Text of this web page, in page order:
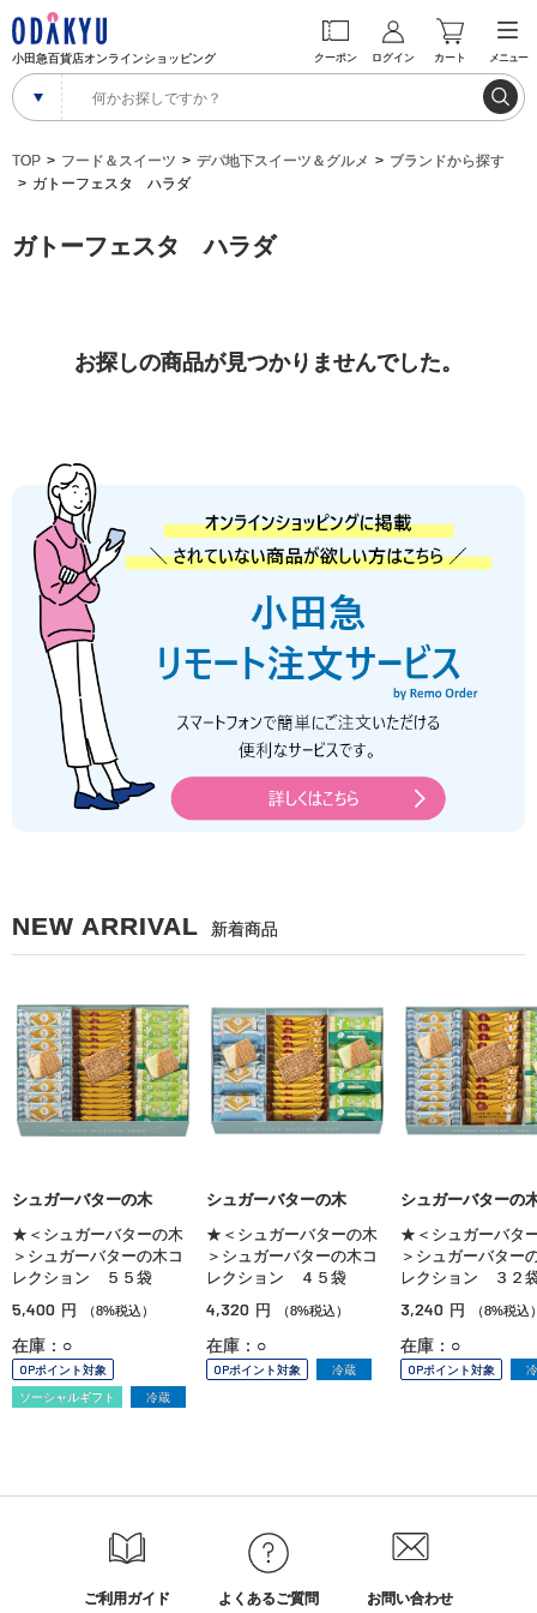
小田急百貨店オンラインショッピング クーポン ログイン カート メニュー
TOP フード＆スイーツ デパ地下スイーツ＆グルメ
ブランドから探す
ガトーフェスタ ハラダ
ガトーフェスタ ハラダ
お探しの商品が見つかりませんでした。
NEW ARRIVAL 新着商品
シュガーバターの木
★＜シュガーバターの木
＞シュガーバターの木コ
レクション ５５袋
5,400 円 （8%税込）
在庫：○
OPポイント対象
ソーシャルギフト
冷蔵
シュガーバターの木
★＜シュガーバターの木
＞シュガーバターの木コ
レクション ４５袋
4,320 円 （8%税込）
在庫：○
OPポイント対象 冷蔵
シュガーバターの
★＜シュガーバタ
＞シュガーバター
レクション ３２
3,240 円 （8%税込
在庫：○
OPポイント対象
ご利用ガイド よくあるご質問 お問い合わせ